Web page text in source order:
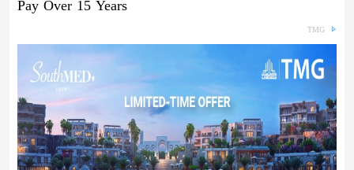
Pay Over 15 Years
TMG